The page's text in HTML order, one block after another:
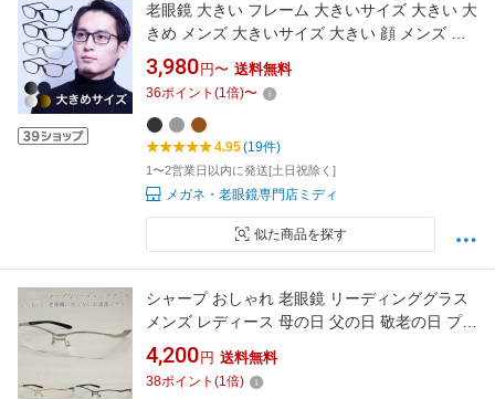
老眼鏡 大きい フレーム 大きいサイズ 大きい 大
きめ メンズ 大きいサイズ 大きい 顔 メンズ ブ
ルーライトカット おしゃれ メガネ 眼鏡 めがね
幅広 オシャレ お洒落 軽い 超軽量 0.75 1.0 1.25
1.5 1.75 2.0 2.25 2.5 2.75 3.0 ふつう～やや大
きめサイズ EV-004-RG-L
3,980 円〜 送料無料
36ポイント (1倍)〜
4.95(19件)
1〜2営業日以内に発送[土日祝除く]
メガネ・老眼鏡専門店ミディ
似た商品を探す
シャープ おしゃれ 老眼鏡 リーディンググラス
メンズ レディース 母の日 父の日 敬老の日 プレ
ゼント
4,200 円 送料無料
38ポイント (1倍)